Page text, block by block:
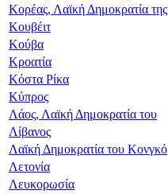
Κορέας, Λαϊκή Δημοκρατία της
Κουβέιτ
Κούβα
Κροατία
Κόστα Ρίκα
Κύπρος
Λάος, Λαϊκή Δημοκρατία του
Λίβανος
Λαϊκή Δημοκρατία του Κονγκό
Λετονία
Λευκορωσία